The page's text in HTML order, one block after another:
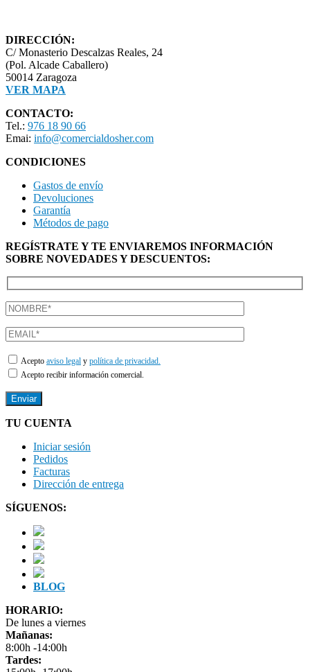
DIRECCIÓN:
C/ Monasterio Descalzas Reales, 24
(Pol. Alcade Caballero)
50014 Zaragoza
VER MAPA
CONTACTO:
Tel.: 976 18 90 66
Emai: info@comercialdosher.com
CONDICIONES
Gastos de envío
Devoluciones
Garantía
Métodos de pago
REGÍSTRATE Y TE ENVIAREMOS INFORMACIÓN
SOBRE NOVEDADES Y DESCUENTOS:
Acepto aviso legal y política de privacidad.
Acepto recibir información comercial.
TU CUENTA
Iniciar sesión
Pedidos
Facturas
Dirección de entrega
SÍGUENOS:
BLOG
HORARIO:
De lunes a viernes
Mañanas:
8:00h -14:00h
Tardes: